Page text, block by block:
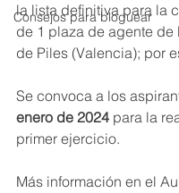
Consejos para bloguear
la lista definitiva para la
de 1 plaza de agente de
de Piles (Valencia); por
Se convoca a los
enero de 2024 para la
primer ejercicio.
Más información en el